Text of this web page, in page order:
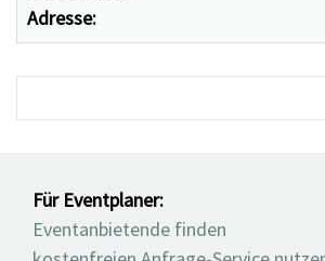
Adresse:
Für Eventplaner:
Eventanbietende finden